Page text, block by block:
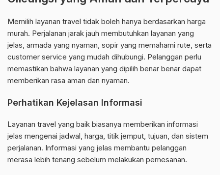
Memilih layanan travel tidak boleh hanya berdasarkan harga
murah. Perjalanan jarak jauh membutuhkan layanan yang
jelas, armada yang nyaman, sopir yang memahami rute, serta
customer service yang mudah dihubungi. Pelanggan perlu
memastikan bahwa layanan yang dipilih benar benar dapat
memberikan rasa aman dan nyaman.
Perhatikan Kejelasan Informasi
Layanan travel yang baik biasanya memberikan informasi
jelas mengenai jadwal, harga, titik jemput, tujuan, dan sistem
perjalanan. Informasi yang jelas membantu pelanggan
merasa lebih tenang sebelum melakukan pemesanan.